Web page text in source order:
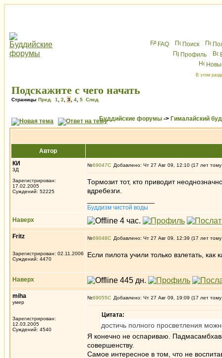
FAQ Поиск
Профиль
В этом
Подскажите с чего начать
Страницы Пред. 1 2 3 4 5 След.
Буддийские форумы -> Гималайский
Автор
КИ
3Д
Зарегистрирован:
17.02.2005
Суждений: 52225
№69047 Добавлено: Чт 27 Авг 09, 12:10 (17 лет
Тормозит тот, кто приводит
вдребезги.
Буддизм чистой воды
Наверх
Fritz
Зарегистрирован: 02.11.2006
Суждений: 4470
№69048 Добавлено: Чт 27 Авг 09, 12:39 (17 лет
Если пилота учили только взлетать, как
Наверх
miha
умер
Зарегистрирован:
12.03.2005
Суждений: 4540
№69055 Добавлено: Чт 27 Авг 09, 19:09 (17 лет
Цитата:
достичь полного просветления
Я конечно не оспариваю.
совершенству.
Самое интересное в том, что не